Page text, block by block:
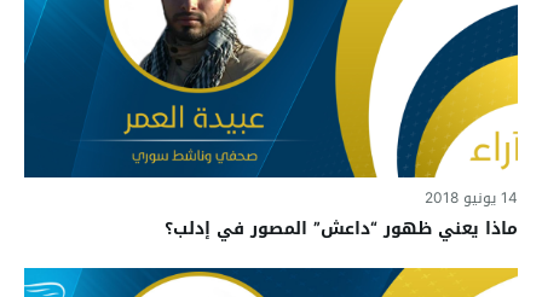
14 يونيو 2018
ماذا يعني ظهور “داعش” المصور في إدلب؟